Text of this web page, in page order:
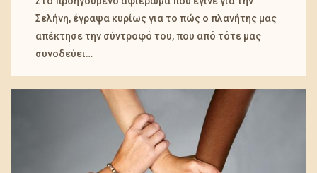
Σελήνη, έγραψα κυρίως για το πώς ο πλανήτης μας
απέκτησε την σύντροφό του, που από τότε μας
συνοδεύει…